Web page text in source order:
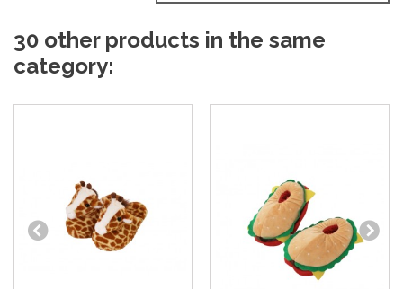
30 other products in the same
category: